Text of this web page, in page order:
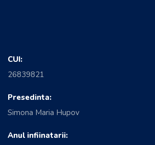
CUI:
26839821
Presedinta:
Simona Maria Hupov
Anul infiinatarii: